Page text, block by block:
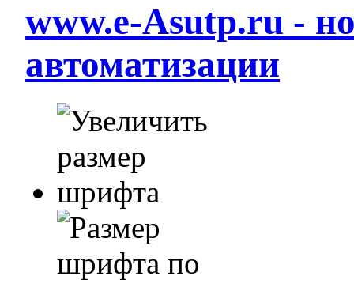
www.e-Asutp.ru -
автоматизации